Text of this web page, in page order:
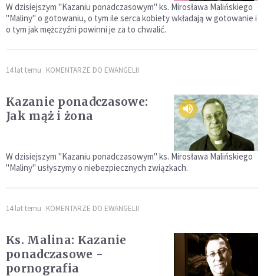
W dzisiejszym "Kazaniu ponadczasowym" ks. Mirosława Malińskiego
"Maliny" o gotowaniu, o tym ile serca kobiety wkładają w gotowanie i
o tym jak mężczyźni powinni je za to chwalić.
14 lat temu KOMENTARZE DO EWANGELII
Kazanie ponadczasowe:
Jak mąż i żona
W dzisiejszym "Kazaniu ponadczasowym" ks. Mirosława Malińskiego
"Maliny" usłyszymy o niebezpiecznych związkach.
14 lat temu KOMENTARZE DO EWANGELII
Ks. Malina: Kazanie
ponadczasowe -
pornografia